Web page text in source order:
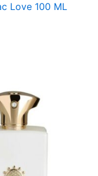
Love 100 ML
kr..